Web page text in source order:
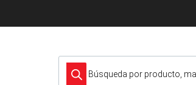
Búsqueda de productos